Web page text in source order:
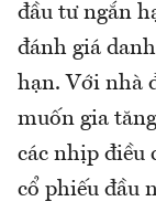
đầu tư ngắn
đánh giá
hạn. Với nhà
muốn gia
các nhịp điều
cổ phiếu đầu